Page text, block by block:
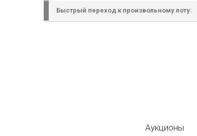
Быстрый переход к произвольному лоту:
Аукционы